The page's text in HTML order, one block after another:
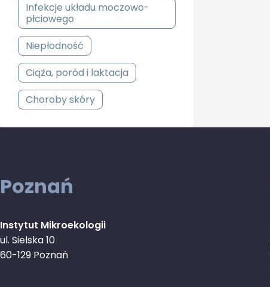
Infekcje układu moczowo-
płciowego
Niepłodność
Ciąża, poród i laktacja
Choroby skóry
Poznań
Instytut Mikroekologii
ul. Sielska 10
60-129 Poznań